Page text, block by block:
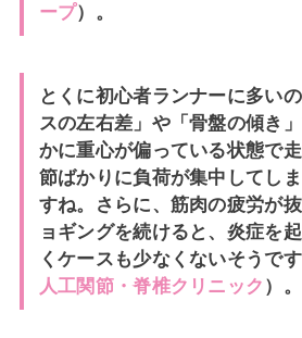
ープ）。
とくに初心者ランナーに多い
スの左右差」や「骨盤の傾き
かに重心が偏っている状態で
節ばかりに負荷が集中してし
すね。さらに、筋肉の疲労が
ョギングを続けると、炎症を
くケースも少なくないそうで
人工関節・脊椎クリニック ）。